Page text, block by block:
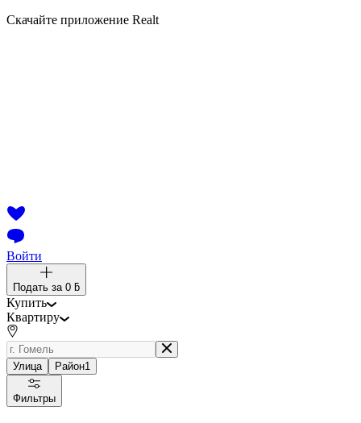
Скачайте приложение Realt
Войти
Подать за 0 ƃ
Купить
Квартиру
Улица Район1
Фильтры